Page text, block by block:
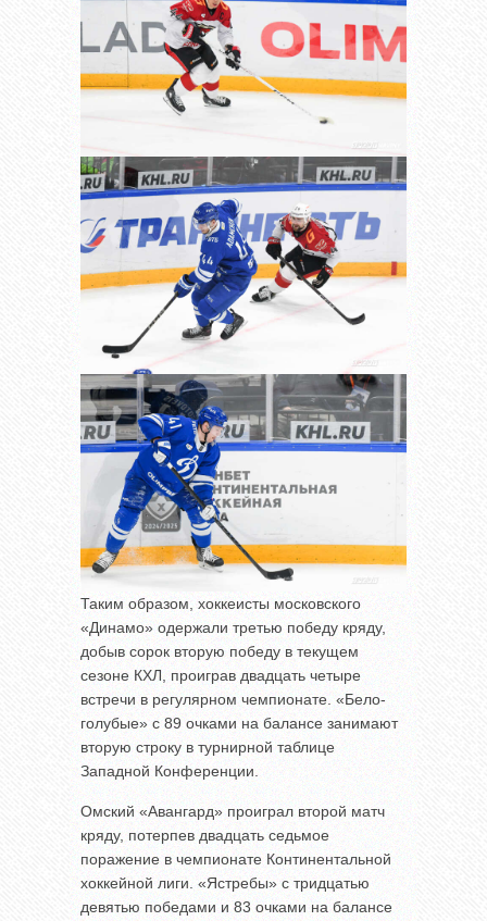
Таким образом, хоккеисты московского
«Динамо» одержали третью победу кряду,
добыв сорок вторую победу в текущем
сезоне КХЛ, проиграв двадцать четыре
встречи в регулярном чемпионате. «Бело-
голубые» с 89 очками на балансе занимают
вторую строку в турнирной таблице
Западной Конференции.
Омский «Авангард» проиграл второй матч
кряду, потерпев двадцать седьмое
поражение в чемпионате Континентальной
хоккейной лиги. «Ястребы» с тридцатью
девятью победами и 83 очками на балансе